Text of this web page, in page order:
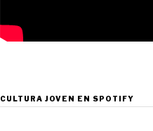
CULTURA JOVEN EN SPOTIFY